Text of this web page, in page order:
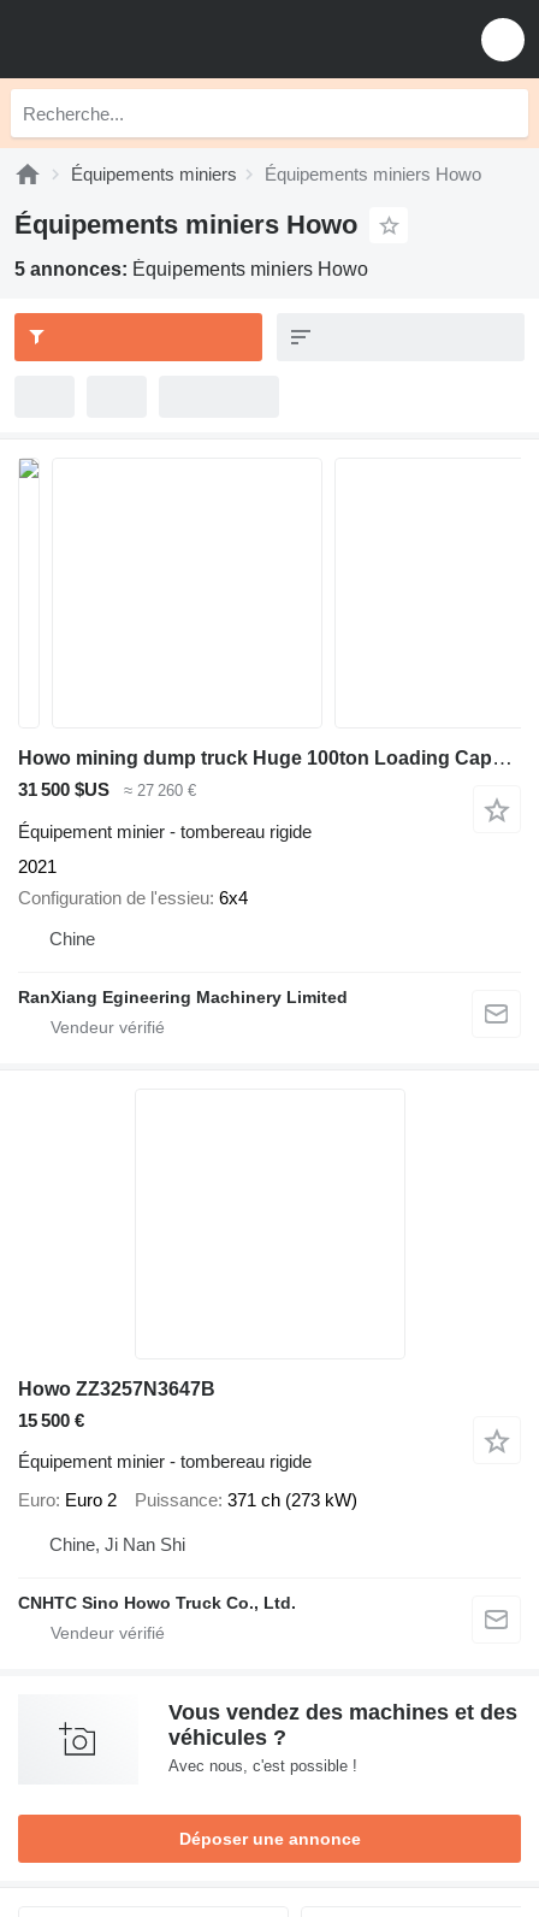
Équipements miniers Équipements miniers Howo
Équipements miniers Howo
5 annonces: Équipements miniers Howo
Howo mining dump truck Huge 100ton Loading Capacity /Profess
31 500 $US ≈ 27 260 €
Équipement minier - tombereau rigide
2021
Configuration de l'essieu 6x4
Chine
RanXiang Egineering Machinery Limited
Howo ZZ3257N3647B
15 500 €
Équipement minier - tombereau rigide
Euro Euro 2 Puissance 371 ch (273 kW)
Chine, Ji Nan Shi
CNHTC Sino Howo Truck Co., Ltd.
Vous vendez des machines et des
véhicules ?
Avec nous, c'est possible !
Déposer une annonce